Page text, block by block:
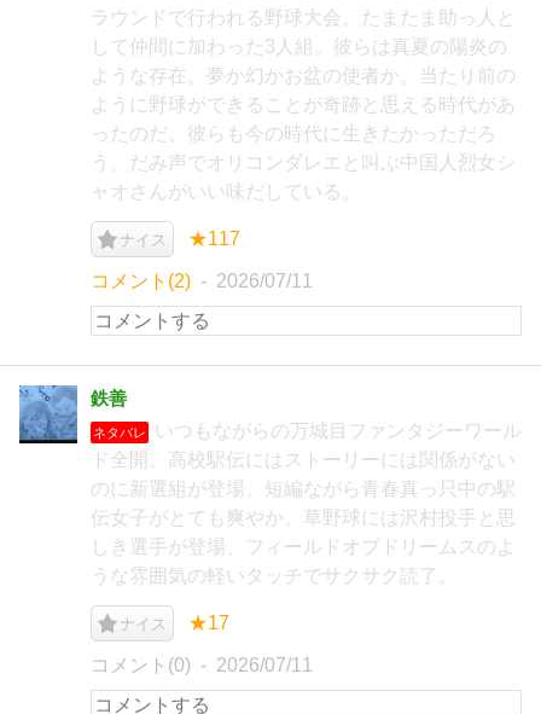
ラウンドで行われる野球大会。たまたま助っ人と
して仲間に加わった3人組。彼らは真夏の陽炎の
ような存在。夢か幻かお盆の使者か。当たり前の
ように野球ができることが奇跡と思える時代があ
ったのだ。彼らも今の時代に生きたかっただろ
う。だみ声でオリコンダレエと叫ぶ中国人烈女シ
ャオさんがいい味だしている。
ナイス ★117
コメント(2) 2026/07/11
鉄善
ネタバレ
いつもながらの万城目ファンタジーワール
ド全開。高校駅伝にはストーリーには関係がない
のに新選組が登場。短編ながら青春真っ只中の駅
伝女子がとても爽やか。草野球には沢村投手と思
しき選手が登場、フィールドオブドリームスのよ
うな雰囲気の軽いタッチでサクサク読了。
ナイス ★17
コメント(0) 2026/07/11